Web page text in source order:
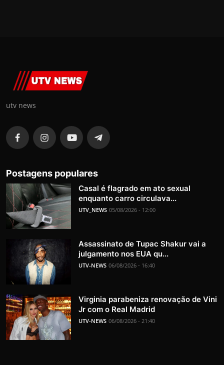
utv news
Postagens populares
Casal é flagrado em ato sexual
enquanto carro circulava...
UTV_NEWS 05/08/2026 - 12:00
Assassinato de Tupac Shakur vai a
julgamento nos EUA qu...
UTV-NEWS 06/08/2026 - 16:40
Virginia parabeniza renovação de Vini
Jr com o Real Madrid
UTV-NEWS 06/08/2026 - 21:40